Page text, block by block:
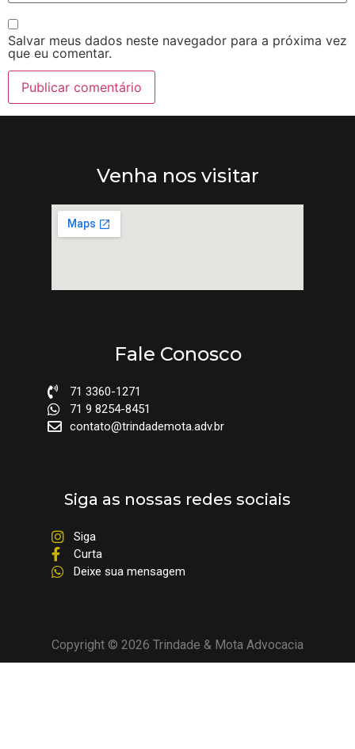
Salvar meus dados neste navegador para a próxima vez
que eu comentar.
Venha nos visitar
Fale Conosco
71 3360-1271
71 9 8254-8451
contato@trindademota.adv.br
Siga as nossas redes sociais
Siga
Curta
Deixe sua mensagem
Copyright © 2026 Trindade & Mota Advocacia